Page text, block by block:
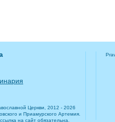
Церкви, 2012 - 2026
и Приамурского Артемия.
на сайт обязательна.